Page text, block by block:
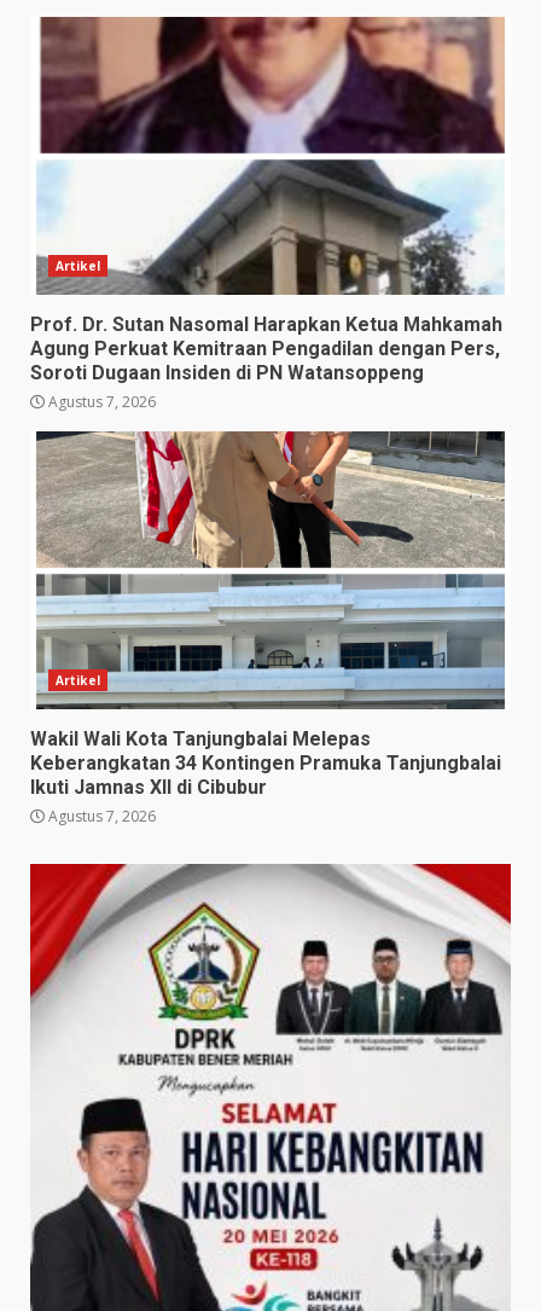
Artikel
Prof. Dr. Sutan Nasomal Harapkan Ketua Mahkamah
Agung Perkuat Kemitraan Pengadilan dengan Pers,
Soroti Dugaan Insiden di PN Watansoppeng
Agustus 7, 2026
Artikel
Wakil Wali Kota Tanjungbalai Melepas
Keberangkatan 34 Kontingen Pramuka Tanjungbalai
Ikuti Jamnas XII di Cibubur
Agustus 7, 2026